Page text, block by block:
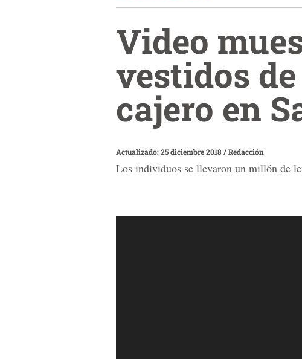
Video
vestidos
cajero en
Actualizado: 25 diciembre 2018/Redacción
Los individuos se llevaron un millón de